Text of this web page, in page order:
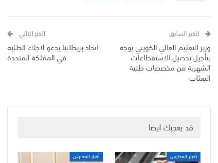
الخبر السابق
وزير التعليم العالي الكويتي يوجه
بتأجيل تحصيل الاستقطاعات
الشهرية من مخصصات طلبة
البعثات
الخبر التالي
اتحاد بريطانيا يدعو لاجلاء الطلبة
في المملكة المتحدة
قد يعجبك ايضا
أخبار المدارس أخبار المدارس